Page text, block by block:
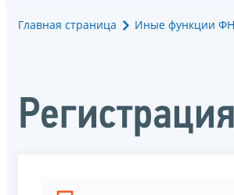
Главная страница Иные функции